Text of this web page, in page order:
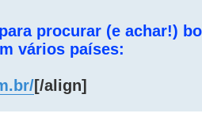
procurar (e achar!)
vários países:
[/align]